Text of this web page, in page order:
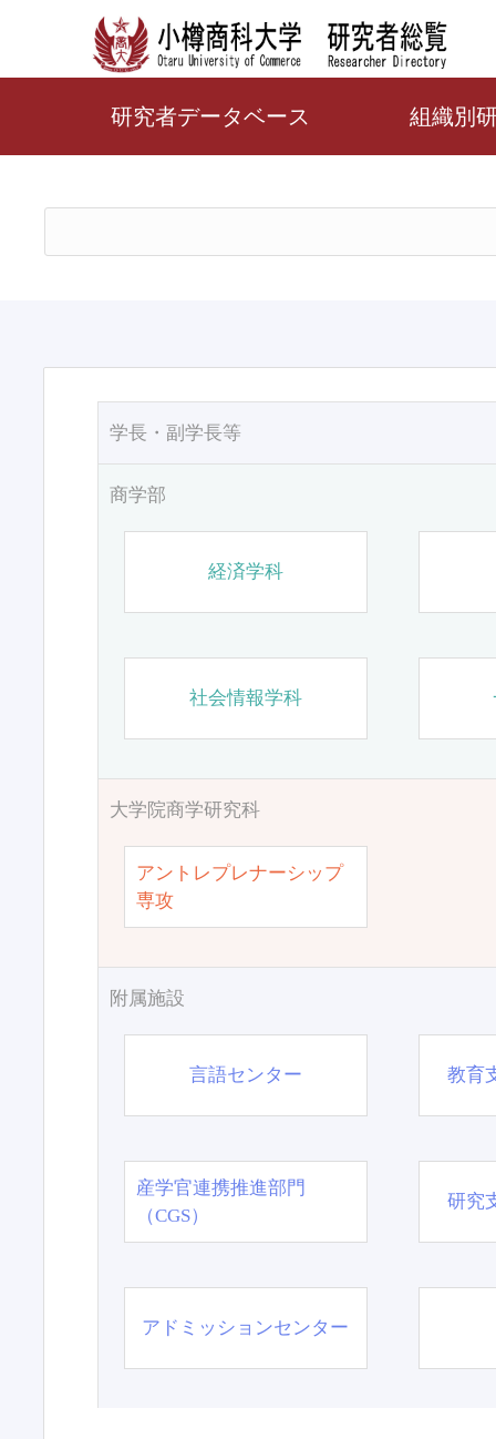
研究者データベース 組織別
学長・副学長等
商学部
経済学科
社会情報学科
大学院商学研究科
アントレプレナーシップ
専攻
附属施設
言語センター 教育
産学官連携推進部門
（CGS）
研究
アドミッションセンター